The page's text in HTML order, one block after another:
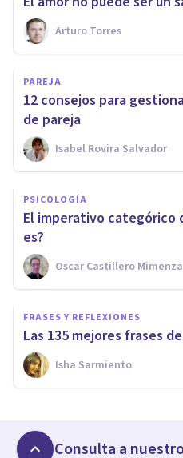
Arturo Torres
PAREJA
12 consejos para
de pareja
Isabel Rovira Salvador
PSICOLOGÍA
El imperativo categórico
es?
Oscar Castillero Mimenza
FRASES Y REFLEXIONES
Las 135 mejores frases
Isha Sarmiento
Consulta a